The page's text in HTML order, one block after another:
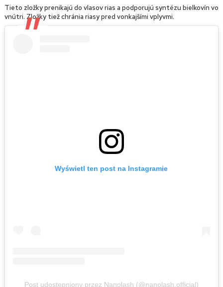
Tieto zložky prenikajú do vlasov rias a podporujú syntézu bielkovín vo
vnútri. Zložky tiež chránia riasy pred vonkajšími vplyvmi.
Wyświetl ten post na Instagramie
Post udostępniony przez Nanolash (@nanolash.official)